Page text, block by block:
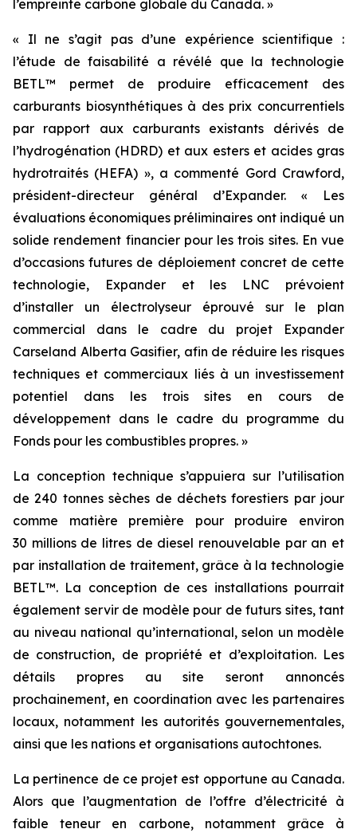
l’empreinte carbone globale du Canada. »
« Il ne s’agit pas d’une expérience scientifique :
l’étude de faisabilité a révélé que la technologie
BETL™ permet de produire efficacement des
carburants biosynthétiques à des prix concurrentiels
par rapport aux carburants existants dérivés de
l’hydrogénation (HDRD) et aux esters et acides gras
hydrotraités (HEFA) », a commenté Gord Crawford,
président-directeur général d’Expander. « Les
évaluations économiques préliminaires ont indiqué un
solide rendement financier pour les trois sites. En vue
d’occasions futures de déploiement concret de cette
technologie, Expander et les LNC prévoient
d’installer un électrolyseur éprouvé sur le plan
commercial dans le cadre du projet Expander
Carseland Alberta Gasifier, afin de réduire les risques
techniques et commerciaux liés à un investissement
potentiel dans les trois sites en cours de
développement dans le cadre du programme du
Fonds pour les combustibles propres. »
La conception technique s’appuiera sur l’utilisation
de 240 tonnes sèches de déchets forestiers par jour
comme matière première pour produire environ
30 millions de litres de diesel renouvelable par an et
par installation de traitement, grâce à la technologie
BETL™. La conception de ces installations pourrait
également servir de modèle pour de futurs sites, tant
au niveau national qu’international, selon un modèle
de construction, de propriété et d’exploitation. Les
détails propres au site seront annoncés
prochainement, en coordination avec les partenaires
locaux, notamment les autorités gouvernementales,
ainsi que les nations et organisations autochtones.
La pertinence de ce projet est opportune au Canada.
Alors que l’augmentation de l’offre d’électricité à
faible teneur en carbone, notamment grâce à